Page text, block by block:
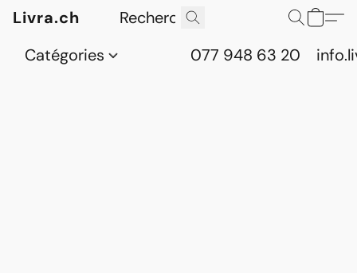
Livra.ch
Catégories
077 948 63 20